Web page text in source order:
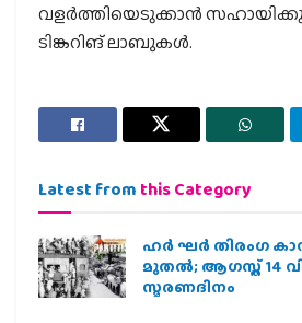
വളര്‍ത്തിയെടുക്കാന്‍
ടിങ്കറിങ് ലാബുകള്‍.
Latest from this Category
ഹര്‍ ഘര്‍ തിരംഗ
മുതല്‍; ആഗസ്ത് 14
സ്മരണദിനം